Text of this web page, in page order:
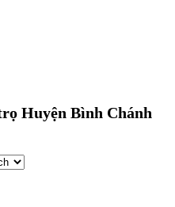
Huyện Bình Chánh